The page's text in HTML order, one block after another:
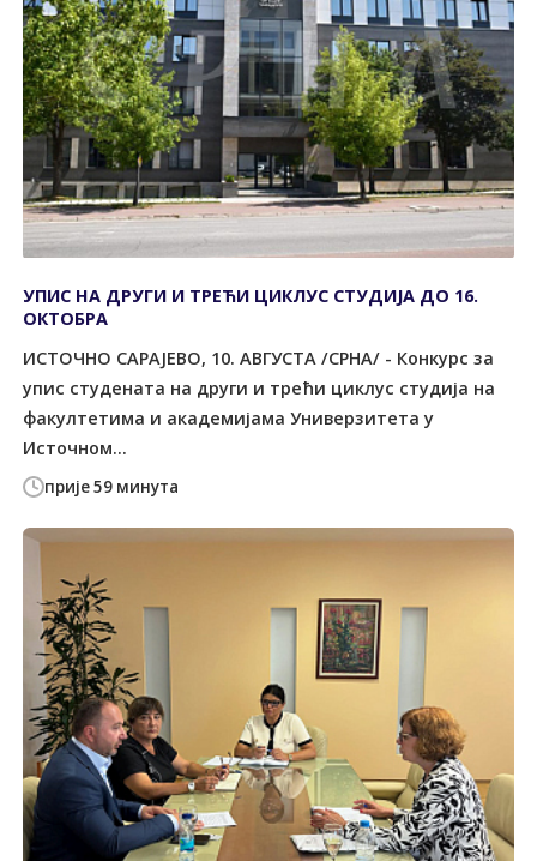
прије 59 минута
УПИС НА ДРУГИ И ТРЕЋИ ЦИКЛУС СТУДИЈА ДО 16.
ОКТОБРА
ИСТОЧНО САРАЈЕВО, 10. АВГУСТА /СРНА/ - Конкурс за
упис студената на други и трећи циклус студија на
факултетима и академијама Универзитета у
Источном...